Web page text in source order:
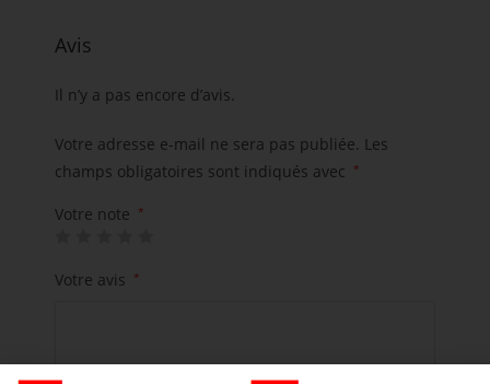
Avis
Il n’y a pas encore d’avis.
Votre adresse e-mail ne sera pas publiée. Les
champs obligatoires sont indiqués avec
*
Votre note *
Votre avis *